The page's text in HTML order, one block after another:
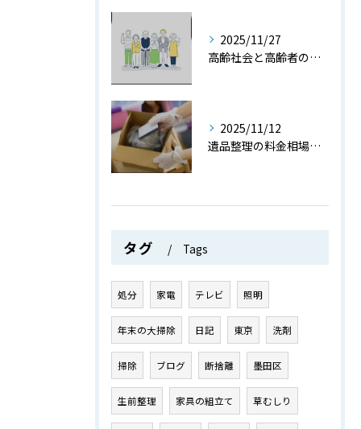
2025/11/27
高齢社会と高齢者の現状や課題をデータと共にわかりやすく解説
2025/11/12
遺品整理の料金相場と費用を抑えるためのポイントを詳しく解説
タグ Tags
処分 家電 テレビ 照明
年末の大掃除 日記 東京 洗剤
掃除 ブログ 断捨離 墨田区
生前整理 家具の組立て 草むしり